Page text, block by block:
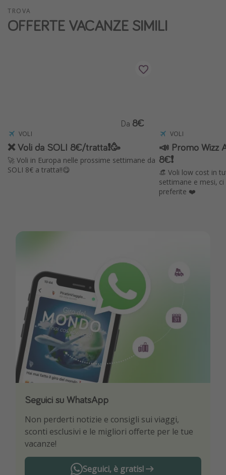
TROVA
OFFERTE VACANZE SIMILI
VOLI
❌ Voli da SOLI 8€/tratta❗️🥳
🚀 Voli in Europa nelle prossime settimane da
SOLI 8€ a tratta!!😋
Da 8€
VOLI
📣 Promo Wizz
8€❗️
👒 Voli low cost in
settimane e mesi,
preferite ❤️
Seguici su WhatsApp
Non perderti notizie e consigli sui viaggi,
sconti esclusivi e le migliori offerte per le tue
vacanze!
Seguici, è gratis!
Scarica la nostra App
Sii il primo a conoscere le migliori offerte di
viaggio